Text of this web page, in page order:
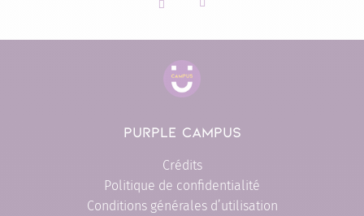
Slider vers la gauche
Slider vers la droite
PURPLE CAMPUS
Crédits
Politique de confidentialité
Conditions générales d’utilisation